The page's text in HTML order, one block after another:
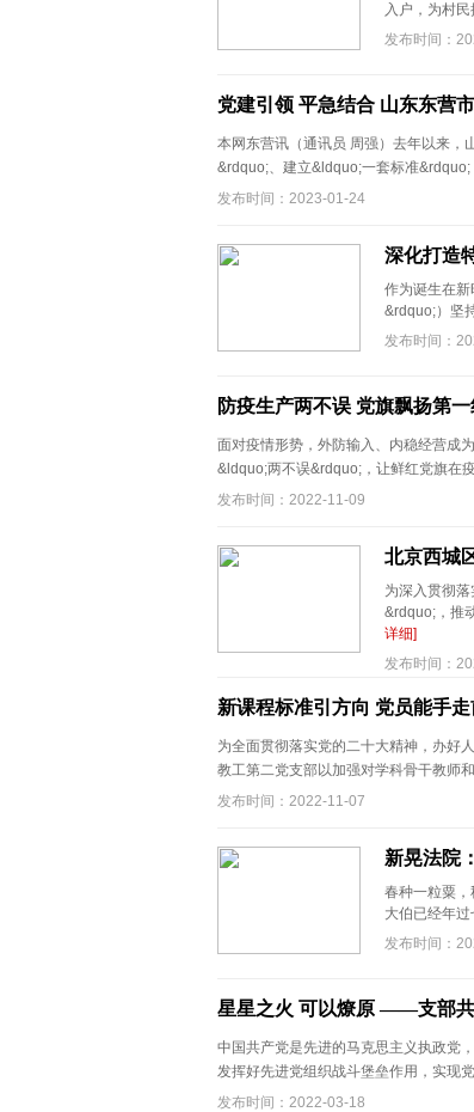
入户，为村
发布时间：
党建引领 平急结合 山东东营
本网东营讯（通讯员 周强）去年以来
&rdquo;、建立&ldquo;一套标准&rdquo;
发布时间：2023-01-24
深化打造
作为诞生在
&rdquo;）坚
发布时间：
防疫生产两不误 党旗飘扬第
面对疫情形势，外防输入、内稳经营成
&ldquo;两不误&rdquo;，让鲜红党旗在
发布时间：2022-11-09
北京西城
为深入贯彻
&rdquo;，推
详细]
发布时间：
新课程标准引方向 党员能手
为全面贯彻落实党的二十大精神，办好
教工第二党支部以加强对学科骨干教师
发布时间：2022-11-07
新晃法院
春种一粒粟
大伯已经年
发布时间：
星星之火 可以燎原 ——支部
中国共产党是先进的马克思主义执政党
发挥好先进党组织战斗堡垒作用，实现
发布时间：2022-03-18